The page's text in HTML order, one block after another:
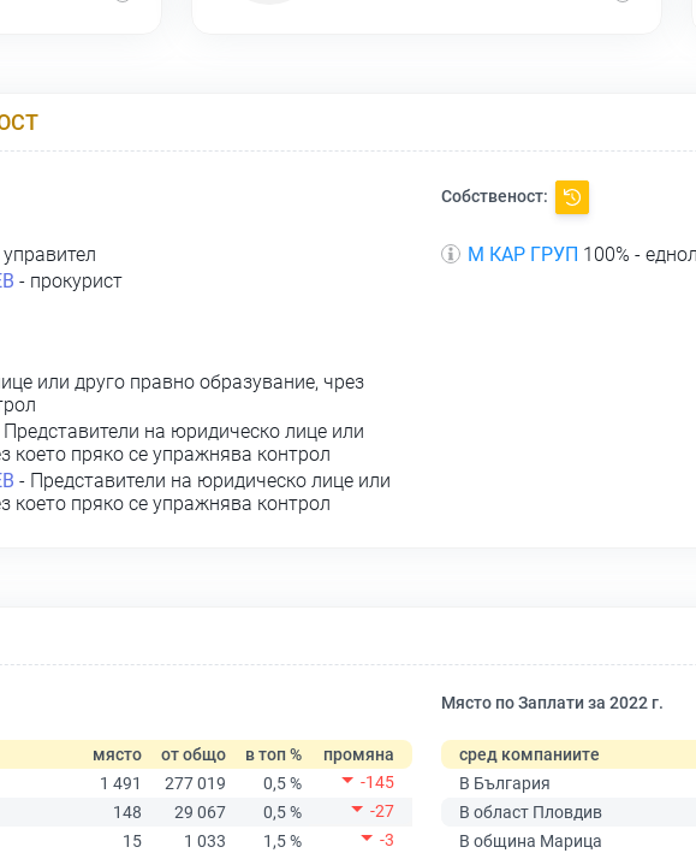
управител
- прокурист
Собственост:
М КАР ГРУП 100% -
или друго правно образувание, чрез
Представители на юридическо лице или
което пряко се упражнява контрол
- Представители на юридическо лице или
което пряко се упражнява контрол
място от общо в топ %
промяна
1 491 277 019 0,5 %
-145
148 29 067 0,5 %
-27
15 1 033 1,5 %
-3
Място по Заплати за 2022 г.
сред компаниите
В България
В област Пловдив
В община Марица